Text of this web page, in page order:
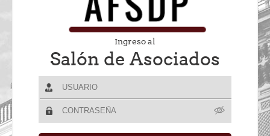
Ingreso al
Salón de Asociados